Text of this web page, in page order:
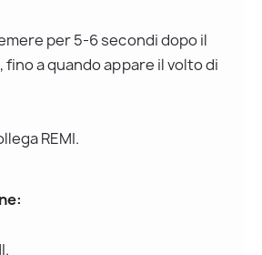
per 5-6 secondi dopo il
a quando appare il volto di
REMI.